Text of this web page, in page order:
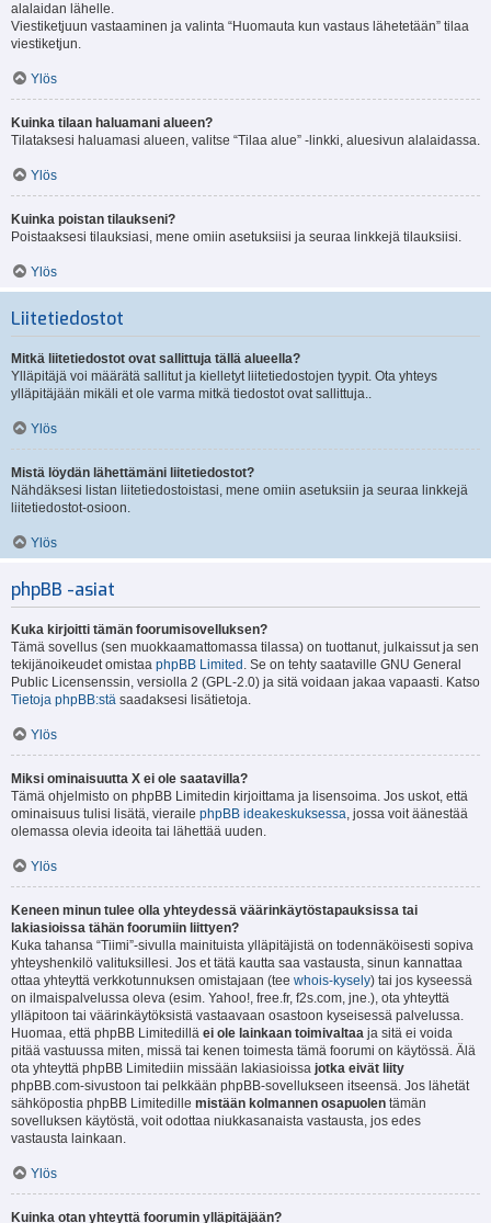
alalaidan lähelle.
Viestiketjuun vastaaminen ja valinta “Huomauta kun vastaus lähetetään” tilaa
viestiketjun.
Ylös
Kuinka tilaan haluamani alueen?
Tilataksesi haluamasi alueen, valitse “Tilaa alue” -linkki, aluesivun alalaidassa.
Ylös
Kuinka poistan tilaukseni?
Poistaaksesi tilauksiasi, mene omiin asetuksiisi ja seuraa linkkejä tilauksiisi.
Ylös
Liitetiedostot
Mitkä liitetiedostot ovat sallittuja tällä alueella?
Ylläpitäjä voi määrätä sallitut ja kielletyt liitetiedostojen tyypit. Ota yhteys
ylläpitäjään mikäli et ole varma mitkä tiedostot ovat sallittuja..
Ylös
Mistä löydän lähettämäni liitetiedostot?
Nähdäksesi listan liitetiedostoistasi, mene omiin asetuksiin ja seuraa linkkejä
liitetiedostot-osioon.
Ylös
phpBB -asiat
Kuka kirjoitti tämän foorumisovelluksen?
Tämä sovellus (sen muokkaamattomassa tilassa) on tuottanut, julkaissut ja sen
tekijänoikeudet omistaa phpBB Limited . Se on tehty saataville GNU General
Public Licensenssin, versiolla 2 (GPL-2.0) ja sitä voidaan jakaa vapaasti. Katso
Tietoja phpBB:stä saadaksesi lisätietoja.
Ylös
Miksi ominaisuutta X ei ole saatavilla?
Tämä ohjelmisto on phpBB Limitedin kirjoittama ja lisensoima. Jos uskot, että
ominaisuus tulisi lisätä, vieraile phpBB ideakeskuksessa, jossa voit äänestää
olemassa olevia ideoita tai lähettää uuden.
Ylös
Keneen minun tulee olla yhteydessä väärinkäytöstapauksissa tai
lakiasioissa tähän foorumiin liittyen?
Kuka tahansa “Tiimi”-sivulla mainituista ylläpitäjistä on todennäköisesti sopiva
yhteyshenkilö valituksillesi. Jos et tätä kautta saa vastausta, sinun kannattaa
ottaa yhteyttä verkkotunnuksen omistajaan (tee whois-kysely) tai jos kyseessä
on ilmaispalvelussa oleva (esim. Yahoo!, free.fr, f2s.com, jne.), ota yhteyttä
ylläpitoon tai väärinkäytöksistä vastaavaan osastoon kyseisessä palvelussa.
Huomaa, että phpBB Limitedillä ei ole lainkaan toimivaltaa ja sitä ei voida
pitää vastuussa miten, missä tai kenen toimesta tämä foorumi on käytössä. Älä
ota yhteyttä phpBB Limitediin missään lakiasioissa jotka eivät liity
phpBB.com-sivustoon tai pelkkään phpBB-sovellukseen itseensä. Jos lähetät
sähköpostia phpBB Limitedille mistään kolmannen osapuolen tämän
sovelluksen käytöstä, voit odottaa niukkasanaista vastausta, jos edes
vastausta lainkaan.
Ylös
Kuinka otan yhteyttä foorumin ylläpitäjään?